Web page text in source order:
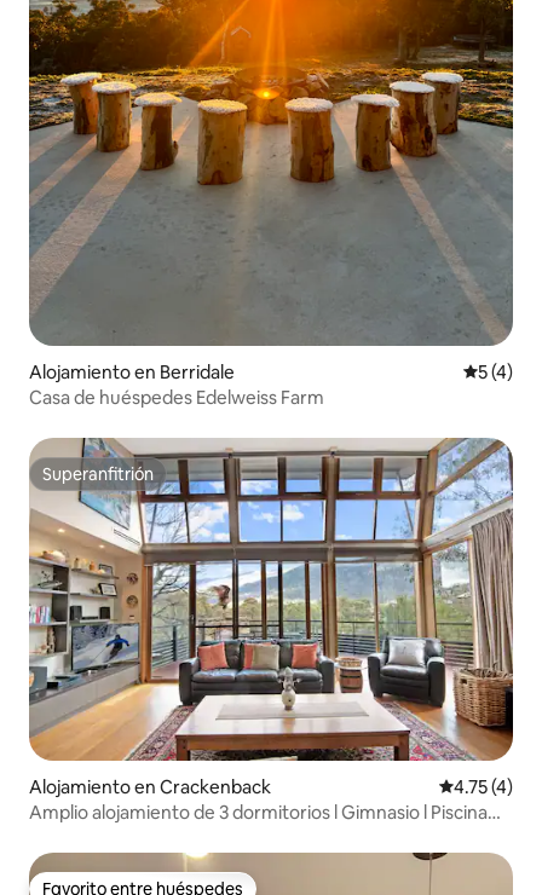
Alojamiento en Berridale
5 (4)
Casa de huéspedes Edelweiss Farm
Superanfitrión
Superanfitrión
Alojamiento en Crackenback Calificación
4.75 (4)
Amplio alojamiento de 3 dormitorios l Gimnasio l Piscina
Favorito entre huéspedes